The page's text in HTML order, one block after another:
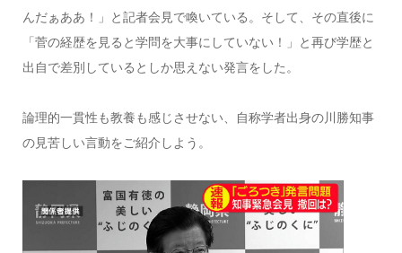
んだぁああ！」と記者会見で喚いている。そして、その直後に
「菅の経歴を見ると学問を大事にしていない！」と再び学歴と
出自で差別しているとしか思えない発言をした。
論理的一貫性も教養も感じさせない、自称学者出身の川勝知事
の見苦しい言動をご紹介しよう。